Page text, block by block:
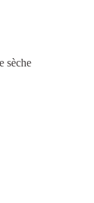
sèche